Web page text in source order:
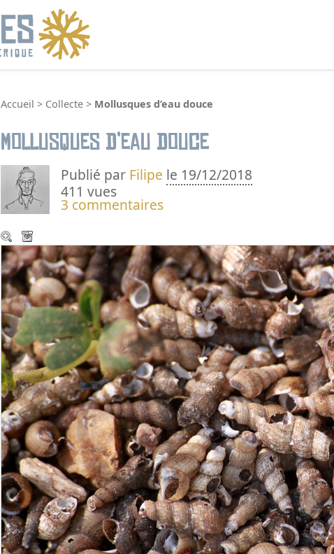
Accueil > Collecte > Mollusques d’eau douce
Mollusques d’eau douce
Publié par Filipe le 19/12/2018
411 vues
3 commentaires